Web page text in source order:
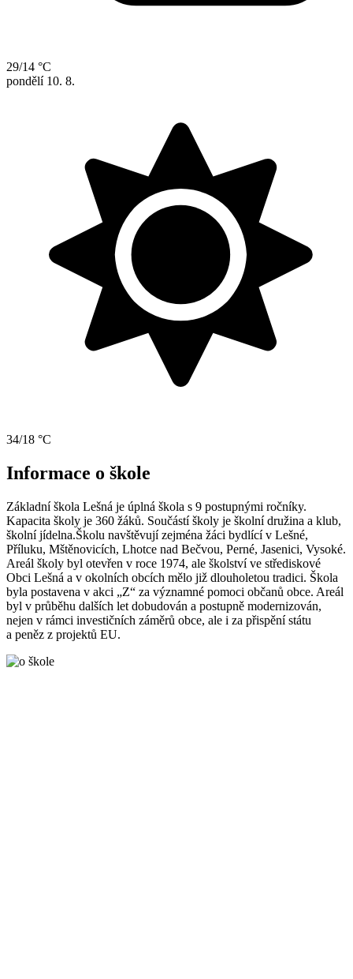
29/14 °C
pondělí 10. 8.
34/18 °C
Informace o škole
Základní škola Lešná je úplná škola s 9 postupnými ročníky.
Kapacita školy je 360 žáků. Součástí školy je školní družina a klub,
školní jídelna.Školu navštěvují zejména žáci bydlící v Lešné,
Příluku, Mštěnovicích, Lhotce nad Bečvou, Perné, Jasenici, Vysoké.
Areál školy byl otevřen v roce 1974, ale školství ve střediskové
Obci Lešná a v okolních obcích mělo již dlouholetou tradici. Škola
byla postavena v akci „Z“ za významné pomoci občanů obce. Areál
byl v průběhu dalších let dobudován a postupně modernizován,
nejen v rámci investičních záměrů obce, ale i za přispění státu
a peněz z projektů EU.